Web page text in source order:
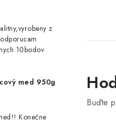
z
10bodov
med 950g
Konečne
Buďte